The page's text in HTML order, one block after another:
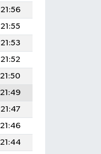
21:56
21:55
21:53
21:52
21:50
21:49
21:47
21:46
21:44